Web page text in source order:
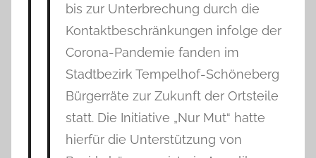
bis zur Unterbrechung durch die
Kontaktbeschränkungen infolge der
Corona-Pandemie fanden im
Stadtbezirk Tempelhof-Schöneberg
Bürgerräte zur Zukunft der Ortsteile
statt. Die Initiative „Nur Mut“ hatte
hierfür die Unterstützung von